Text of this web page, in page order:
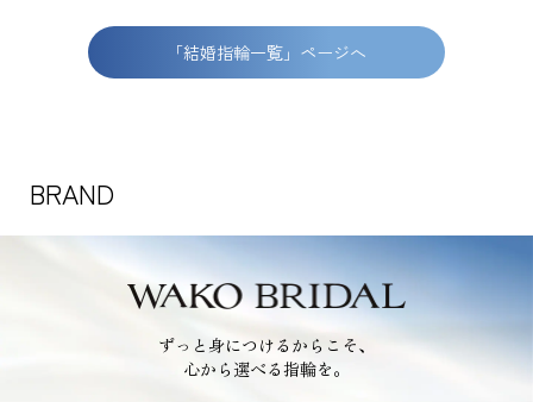
「結婚指輪一覧」ページへ
BRAND
ずっと身につけるからこそ、
心から選べる指輪を。